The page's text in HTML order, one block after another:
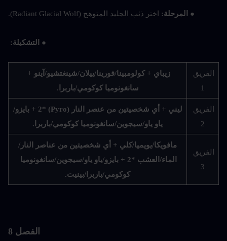
● المرحلة: اختر ذئب الجليد المتوهج (Radiant Glacial Wolf).
● التشكيلة:
1
سانغونوميا كوكومي/باربرا.
2
ليني + أي شخصيتين من عنصر النار (Pyro) *2 + بايزو/
ياو ياو/سيجوين/سانغونوميا كوكومي/باربرا.
3
مافويكا/يويميا/كلي + أي شخصيتين من عناصر النار/
كوكومي/باربرا/بينيت.
الفصل 8